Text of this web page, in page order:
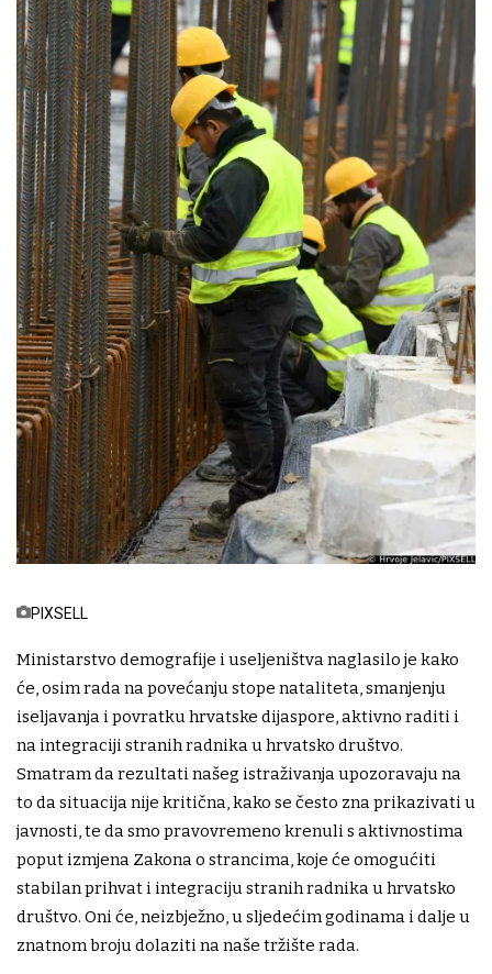
PIXSELL
Ministarstvo demografije i useljeništva naglasilo je kako
će, osim rada na povećanju stope nataliteta, smanjenju
iseljavanja i povratku hrvatske dijaspore, aktivno raditi i
na integraciji stranih radnika u hrvatsko društvo.
Smatram da rezultati našeg istraživanja upozoravaju na
to da situacija nije kritična, kako se često zna prikazivati u
javnosti, te da smo pravovremeno krenuli s aktivnostima
poput izmjena Zakona o strancima, koje će omogućiti
stabilan prihvat i integraciju stranih radnika u hrvatsko
društvo. Oni će, neizbježno, u sljedećim godinama i dalje u
znatnom broju dolaziti na naše tržište rada.